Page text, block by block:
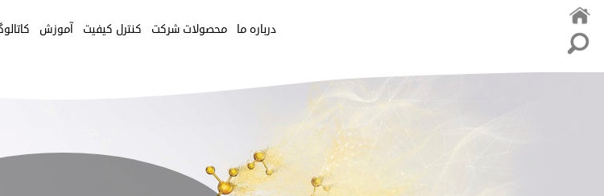
درباره ما محصولات شرکت کنترل کیفیت آموزش